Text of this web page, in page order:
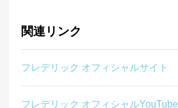
関連リンク
フレデリック オフィシャルサイト
フレデリック オフィシャル